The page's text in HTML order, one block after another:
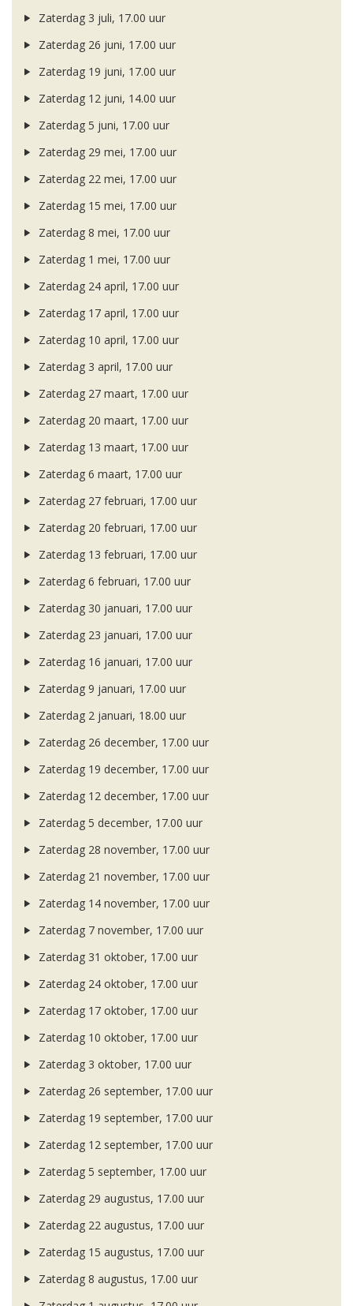
Zaterdag 3 juli, 17.00 uur
Zaterdag 26 juni, 17.00 uur
Zaterdag 19 juni, 17.00 uur
Zaterdag 12 juni, 14.00 uur
Zaterdag 5 juni, 17.00 uur
Zaterdag 29 mei, 17.00 uur
Zaterdag 22 mei, 17.00 uur
Zaterdag 15 mei, 17.00 uur
Zaterdag 8 mei, 17.00 uur
Zaterdag 1 mei, 17.00 uur
Zaterdag 24 april, 17.00 uur
Zaterdag 17 april, 17.00 uur
Zaterdag 10 april, 17.00 uur
Zaterdag 3 april, 17.00 uur
Zaterdag 27 maart, 17.00 uur
Zaterdag 20 maart, 17.00 uur
Zaterdag 13 maart, 17.00 uur
Zaterdag 6 maart, 17.00 uur
Zaterdag 27 februari, 17.00 uur
Zaterdag 20 februari, 17.00 uur
Zaterdag 13 februari, 17.00 uur
Zaterdag 6 februari, 17.00 uur
Zaterdag 30 januari, 17.00 uur
Zaterdag 23 januari, 17.00 uur
Zaterdag 16 januari, 17.00 uur
Zaterdag 9 januari, 17.00 uur
Zaterdag 2 januari, 18.00 uur
Zaterdag 26 december, 17.00 uur
Zaterdag 19 december, 17.00 uur
Zaterdag 12 december, 17.00 uur
Zaterdag 5 december, 17.00 uur
Zaterdag 28 november, 17.00 uur
Zaterdag 21 november, 17.00 uur
Zaterdag 14 november, 17.00 uur
Zaterdag 7 november, 17.00 uur
Zaterdag 31 oktober, 17.00 uur
Zaterdag 24 oktober, 17.00 uur
Zaterdag 17 oktober, 17.00 uur
Zaterdag 10 oktober, 17.00 uur
Zaterdag 3 oktober, 17.00 uur
Zaterdag 26 september, 17.00 uur
Zaterdag 19 september, 17.00 uur
Zaterdag 12 september, 17.00 uur
Zaterdag 5 september, 17.00 uur
Zaterdag 29 augustus, 17.00 uur
Zaterdag 22 augustus, 17.00 uur
Zaterdag 15 augustus, 17.00 uur
Zaterdag 8 augustus, 17.00 uur